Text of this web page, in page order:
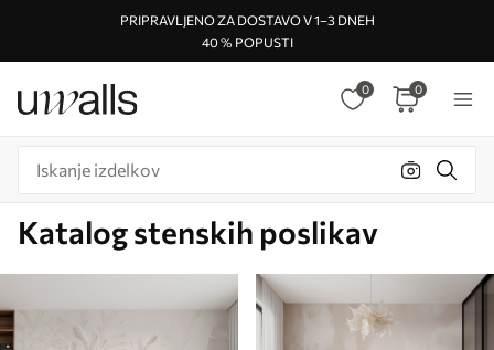
PRIPRAVLJENO ZA DOSTAVO V 1–3 DNEH
40 % POPUSTI
0 0
Katalog stenskih poslikav